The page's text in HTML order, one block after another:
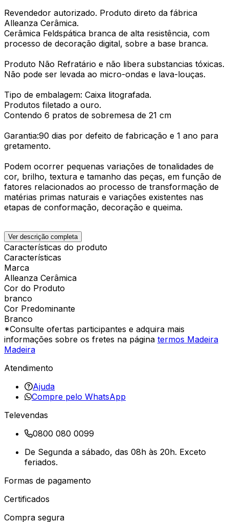
Revendedor autorizado. Produto direto da fábrica
Alleanza Cerâmica.
Cerâmica Feldspática branca de alta resistência, com
processo de decoração digital, sobre a base branca.
Produto Não Refratário e não libera substancias tóxicas.
Não pode ser levada ao micro-ondas e lava-louças.
Tipo de embalagem: Caixa litografada.
Produtos filetado a ouro.
Contendo 6 pratos de sobremesa de 21 cm
Garantia:90 dias por defeito de fabricação e 1 ano para
gretamento.
Podem ocorrer pequenas variações de tonalidades de
cor, brilho, textura e tamanho das peças, em função de
fatores relacionados ao processo de transformação de
matérias primas naturais e variações existentes nas
etapas de conformação, decoração e queima.
Ver descrição completa
Características do produto
Características
Marca
Alleanza Cerâmica
Cor do Produto
branco
Cor Predominante
Branco
*Consulte ofertas participantes e adquira mais
informações sobre os fretes na página termos Madeira
Madeira
Atendimento
Ajuda
Compre pelo WhatsApp
Televendas
0800 080 0099
De Segunda a sábado, das 08h às 20h. Exceto
feriados.
Formas de pagamento
Certificados
Compra segura